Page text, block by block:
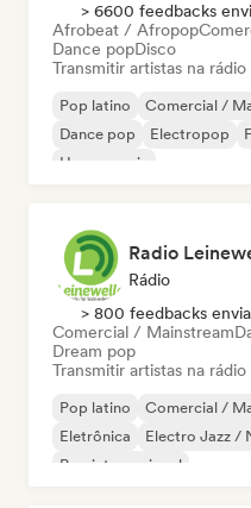
> 6600 feedbacks
Afrobeat / Afropop
Dance popDisco
Transmitir artistas na rádio
Pop latino Comercial /
Dance pop
Electropop
House music
Radio
Rádio
> 800 feedbacks
Comercial / Mainstream
Dream pop
Transmitir artistas na rádio
Pop latino Comercial /
Eletrônica
Electro Jazz /
Pop internacional